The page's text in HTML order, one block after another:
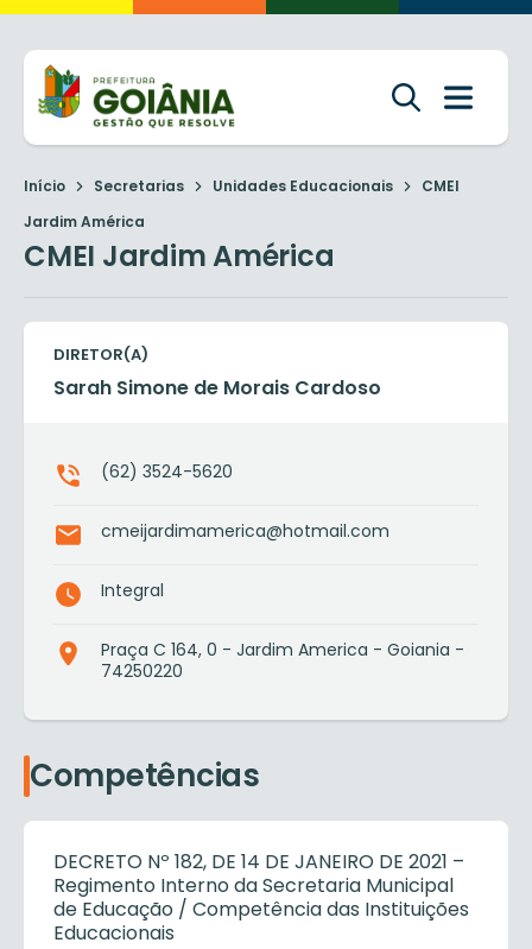
Início Secretarias Unidades Educacionais
CMEI
Jardim América
CMEI Jardim América
DIRETOR(A)
Sarah Simone de Morais Cardoso
(62) 3524-5620
cmeijardimamerica@hotmail.com
Integral
Praça C 164, 0 - Jardim America - Goiania -
74250220
Competências
DECRETO Nº 182, DE 14 DE JANEIRO DE 2021 –
Regimento Interno da Secretaria Municipal
de Educação / Competência das Instituições
Educacionais